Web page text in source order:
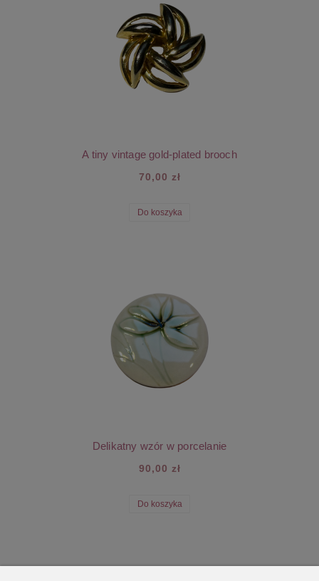
A tiny vintage gold-plated brooch
70,00 zł
Do koszyka
Delikatny wzór w porcelanie
90,00 zł
Do koszyka